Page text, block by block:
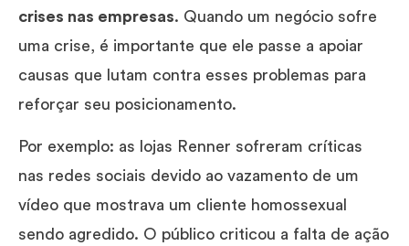
crises nas empresas. Quando um negócio sofre
uma crise, é importante que ele passe a apoiar
causas que lutam contra esses problemas para
reforçar seu posicionamento.
Por exemplo: as lojas Renner sofreram críticas
nas redes sociais devido ao vazamento de um
vídeo que mostrava um cliente homossexual
sendo agredido. O público criticou a falta de ação